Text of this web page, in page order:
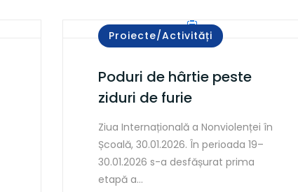
Proiecte/Activități
Poduri de hârtie peste
ziduri de furie
Ziua Internațională a Nonviolenței în
Școală, 30.01.2026. În perioada 19–
30.01.2026 s-a desfășurat prima
etapă a…